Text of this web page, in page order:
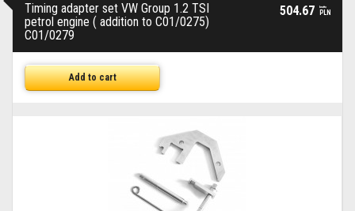
Timing adapter set VW Group 1.2 TSI
petrol engine ( addition to C01/0275)
C01/0279
504.67 brutto
PLN
Add to cart